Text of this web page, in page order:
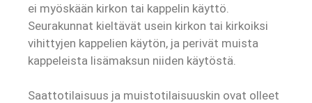
ei myöskään kirkon tai kappelin käyttö.
Seurakunnat kieltävät usein kirkon tai kirkoiksi
vihittyjen kappelien käytön, ja perivät muista
kappeleista lisämaksun niiden käytöstä.
Saattotilaisuus ja muistotilaisuuskin ovat olleet